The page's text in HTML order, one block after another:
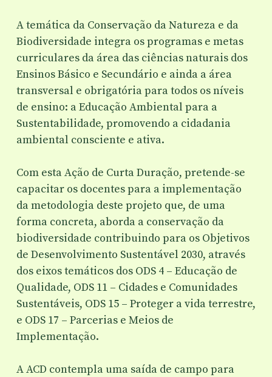
A temática da Conservação da Natureza e da
Biodiversidade integra os programas e metas
curriculares da área das ciências naturais dos
Ensinos Básico e Secundário e ainda a área
transversal e obrigatória para todos os níveis
de ensino: a Educação Ambiental para a
Sustentabilidade, promovendo a cidadania
ambiental consciente e ativa.
Com esta Ação de Curta Duração, pretende-se
capacitar os docentes para a implementação
da metodologia deste projeto que, de uma
forma concreta, aborda a conservação da
biodiversidade contribuindo para os Objetivos
de Desenvolvimento Sustentável 2030, através
dos eixos temáticos dos ODS 4 – Educação de
Qualidade, ODS 11 – Cidades e Comunidades
Sustentáveis, ODS 15 – Proteger a vida terrestre,
e ODS 17 – Parcerias e Meios de
Implementação.
A ACD contempla uma saída de campo para